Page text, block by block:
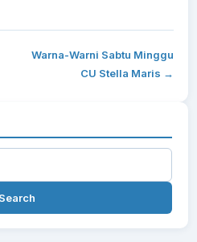
Warna-Warni Sabtu Minggu
CU Stella Maris →